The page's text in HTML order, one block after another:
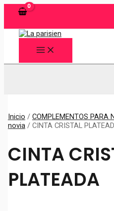
MAIN
MENU
Inicio / COMPLEMENTOS PARA
novia/ CINTA CRISTAL
CINTA
PLATEADA